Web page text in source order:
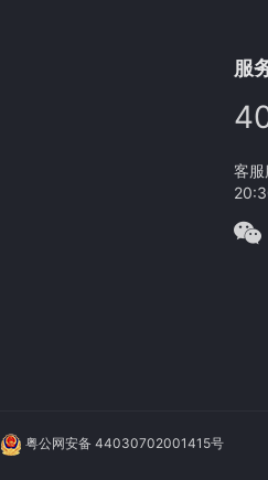
服
客
粤公网安备 44030702001415号